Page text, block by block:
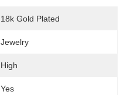
18k Gold Plated
Jewelry
High
Yes